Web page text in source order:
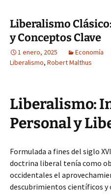
Liberalismo
y Conceptos Clave
1 enero, 2025 Economía
Liberalismo, Robert Malthus
Liberalismo:
Personal y
Formulada a fines del siglo
doctrina liberal tenía como
occidentales el
descubrimientos científicos y